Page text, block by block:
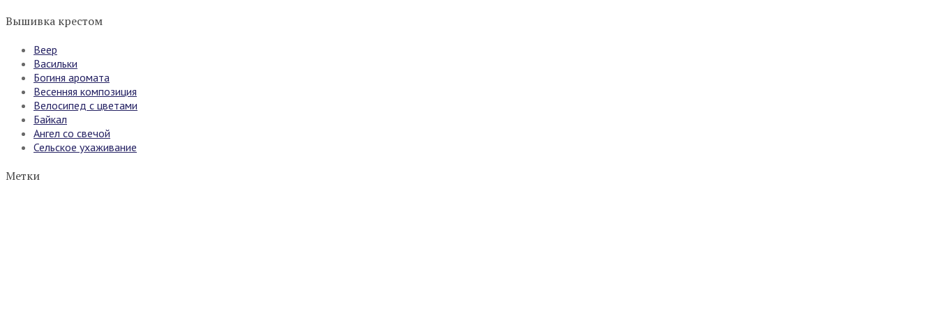
Вышивка крестом
Веер
Васильки
Богиня аромата
Весенняя композиция
Велосипед с цветами
Байкал
Ангел со свечой
Сельское ухаживание
Метки